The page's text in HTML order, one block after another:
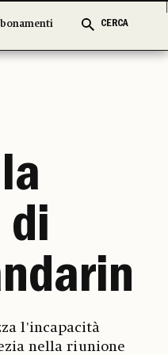
CERCA
CERCA
di
l'incapacità
nella riunione